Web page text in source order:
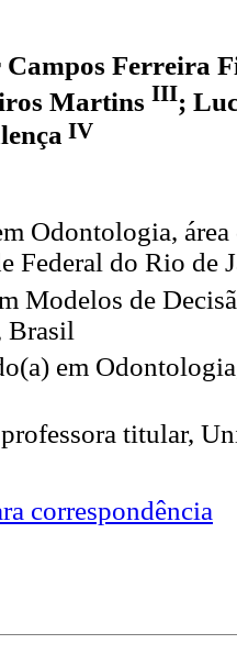
Campos Ferreira
Martins III;
IV
Odontologia,
Federal do Rio de
Modelos de
Brasil
em
titular,
correspondência